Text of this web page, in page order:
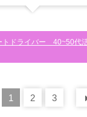
トドライバー 40~50代
前の 30
1 2 3